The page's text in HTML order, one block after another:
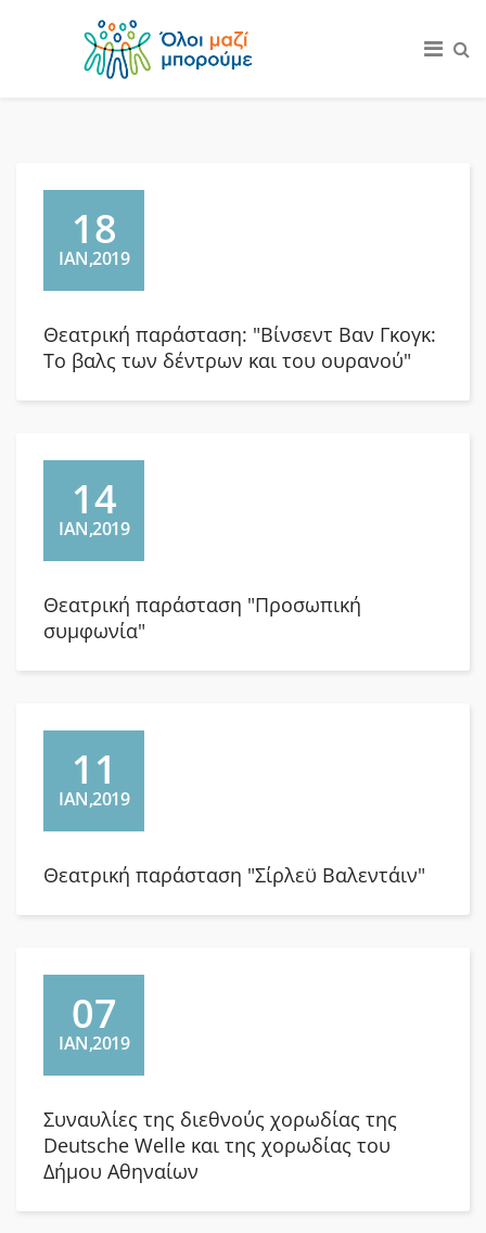
18
ΙΑΝ,2019
Θεατρική παράσταση: "Βίνσεντ Βαν Γκογκ:
Το βαλς των δέντρων και του ουρανού"
14
ΙΑΝ,2019
Θεατρική παράσταση "Προσωπική
συμφωνία"
11
ΙΑΝ,2019
Θεατρική παράσταση "Σίρλεϋ Βαλεντάιν"
07
ΙΑΝ,2019
Συναυλίες της διεθνούς χορωδίας της
Deutsche Welle και της χορωδίας του
Δήμου Αθηναίων